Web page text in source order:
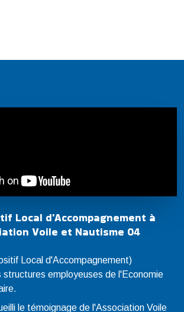
Local d'Accompagnement à
Voile et Nautisme 04
Local d'Accompagnement)
structures employeuses de l'Economie
le témoignage de l'Association Voile